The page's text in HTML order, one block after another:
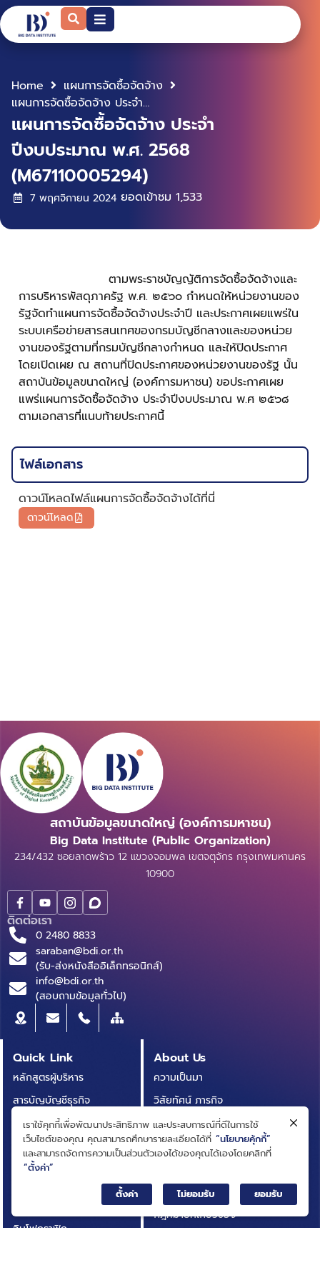
Home
แผนการจัดซื้อจัดจ้าง
แผนการจัดซื้อจัดจ้าง ประจำปีงบประมาณ พ.ศ. 2568 (M67110005294)
แผนการจัดซื้อจัดจ้าง ประจำ
ปีงบประมาณ พ.ศ. 2568
(M67110005294)
7 พฤศจิกายน 2024 ยอดเข้าชม 1,533
ตามพระราชบัญญัติการจัดซื้อจัดจ้างและ
การบริหารพัสดุภาครัฐ พ.ศ. ๒๕๖๐ กำหนดให้หน่วยงานของ
รัฐจัดทำแผนการจัดซื้อจัดจ้างประจำปี และประกาศเผยแพร่ใน
ระบบเครือข่ายสารสนเทศของกรมบัญชีกลางและของหน่วย
งานของรัฐตามที่กรมบัญชีกลางกำหนด และให้ปิดประกาศ
โดยเปิดเผย ณ สถานที่ปิดประกาศของหน่วยงานของรัฐ นั้น
สถาบันข้อมูลขนาดใหญ่ (องค์การมหาชน) ขอประกาศเผย
แพร่แผนการจัดซื้อจัดจ้าง ประจำปีงบประมาณ พ.ศ ๒๕๖๘
ตามเอกสารที่แนบท้ายประกาศนี้
ไฟล์เอกสาร
ดาวน์โหลดไฟล์แผนการจัดซื้อจัดจ้างได้ที่นี่
ดาวน์โหลด
สถาบันข้อมูลขนาดใหญ่ (องค์การมหาชน)
Big Data Institute (Public Organization)
234/432 ซอยลาดพร้าว 12 แขวงจอมพล เขตจตุจักร กรุงเทพมหานคร
10900
ติดต่อเรา
0 2480 8833
saraban@bdi.or.th
(รับ-ส่งหนังสืออิเล็กทรอนิกส์)
info@bdi.or.th
(สอบถามข้อมูลทั่วไป)
Quick Link
หลักสูตรผู้บริหาร
สารบัญบัญชีธุรกิจ
ประกาศการจัดซื้อจัดจ้าง
บทความ
อินโฟกราฟิก
About Us
ความเป็นมา
วิสัยทัศน์ ภารกิจ
โครงสร้างองค์กร
คณะกรรมการ
การกำกับดูแลกิจการที่ดี
กฎหมายที่เกี่ยวข้อง
เราใช้คุกกี้เพื่อพัฒนาประสิทธิภาพ และประสบการณ์ที่ดีในการใช้
เว็บไซต์ของคุณ คุณสามารถศึกษารายละเอียดได้ที่ “นโยบายคุ้กกี้”
และสามารถจัดการความเป็นส่วนตัวเองได้ของคุณได้เองโดยคลิกที่
“ตั้งค่า”
ตั้งค่า
ไม่ยอมรับ ยอมรับ